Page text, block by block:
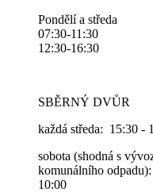
Pondělí a středa
07:30-11:30
12:30-16:30
SBĚRNÝ DVŮR
každá středa: 15:30 -
sobota (shodná s
komunálního
10:00